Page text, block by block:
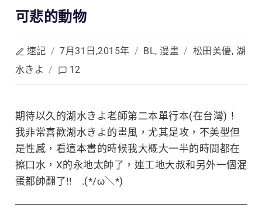
可悲的動物
速記 / 7月31日,2015年 / BL, 漫畫 / 松田美優, 湖
水きよ / 12
期待以久的湖水きよ老師第二本單行本(在台灣)！
我非常喜歡湖水きよ的畫風，尤其是攻，不美型但
是性感，看這本書的時候我大概大一半的時間都在
擦口水，X的永地太帥了，連工地大叔和另外一個混
蛋都帥翻了!! .(*/ω＼*)